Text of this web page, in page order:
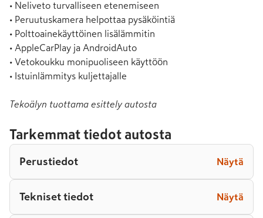
• Neliveto turvalliseen etenemiseen
• Peruutuskamera helpottaa pysäköintiä
• Polttoainekäyttöinen lisälämmitin
• AppleCarPlay ja AndroidAuto
• Vetokoukku monipuoliseen käyttöön
• Istuinlämmitys kuljettajalle
Tekoälyn tuottama esittely autosta
Tarkemmat tiedot autosta
Perustiedot Näytä
Tekniset tiedot Näytä